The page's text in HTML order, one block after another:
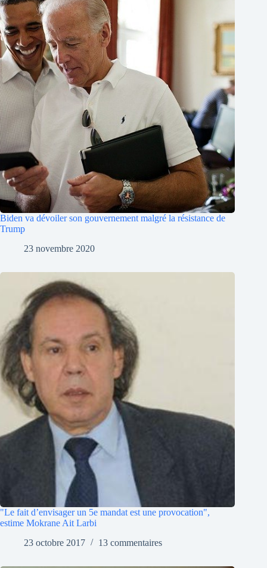
Biden va dévoiler son gouvernement malgré la résistance de
Trump
23 novembre 2020
"Le fait d’envisager un 5e mandat est une provocation",
estime Mokrane Ait Larbi
23 octobre 2017
13 commentaires